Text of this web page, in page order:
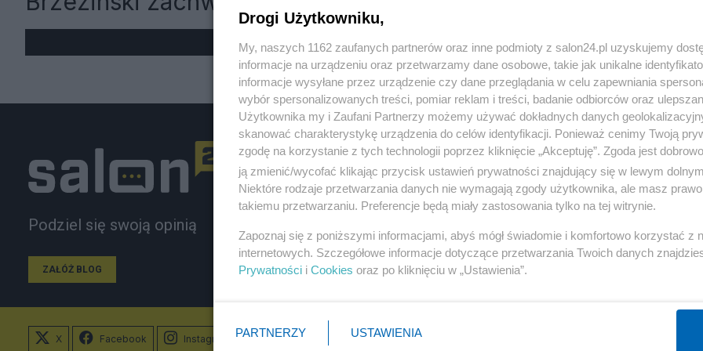
« WRÓĆ DO NOTKI
Podziel się swoją opinią
ZAŁÓŻ BLOG
Polityka
Rosja
PiS
Prezydent
NATO
Gospodarka
Biznes
Pieniądze
Inwestycje
Podatki
X Facebook Instagram
Drogi Użytkowniku,
My, naszych 1162 zaufanych partnerów oraz inne podmioty z salon24.pl uzyskujemy
informacje na urządzeniu oraz przetwarzamy dane osobowe, takie jak unikalne
informacje wysyłane przez urządzenie czy dane przeglądania w celu zapewniania
wybór spersonalizowanych treści, pomiar reklam i treści, badanie odbiorców oraz
Użytkownika my i Zaufani Partnerzy możemy używać dokładnych danych
skanować charakterystykę urządzenia do celów identyfikacji. Ponieważ cenimy Twoją
zgodę na korzystanie z tych technologii poprzez kliknięcie „Akceptuję”. Zgoda jest
ją zmienić/wycofać klikając przycisk ustawień prywatności znajdujący się w lewym
Niektóre rodzaje przetwarzania danych nie wymagają zgody użytkownika, ale masz
takiemu przetwarzaniu. Preferencje będą miały zastosowania tylko na tej witrynie.
Zapoznaj się z poniższymi informacjami, abyś mógł świadomie i komfortowo korzystać z
internetowych. Szczegółowe informacje dotyczące przetwarzania Twoich danych
Prywatności i Cookies oraz po kliknięciu w „Ustawienia”.
PARTNERZY USTAWIENIA